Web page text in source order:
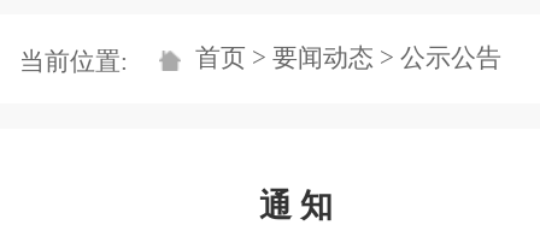
当前位置: 首页 > 要闻动态 > 公示公告
通 知